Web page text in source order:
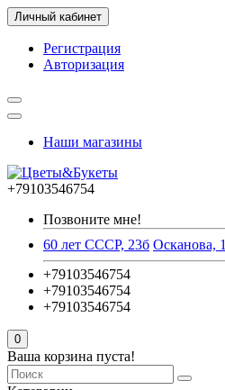
Личный кабинет
Регистрация
Авторизация
Наши магазины
+79103546754
Позвоните мне!
60 лет СССР, 23б Осканова, 1
+79103546754
+79103546754
+79103546754
0
Ваша корзина пуста!